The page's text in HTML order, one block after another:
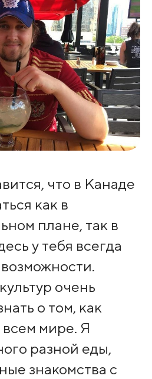
что в Канаде
как в
плане, так в
у тебя всегда
очень
о том, как
мире. Я
разной еды,
знакомства с